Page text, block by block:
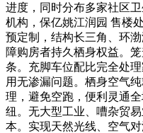
进度，同时分布多家社区
机构，保亿姚江润园 售楼
预定制，结构长三角、环
障购房者持久栖身权益。
条。充脚车位配比完全处
用无渗漏问题。栖身空气
理，避免空跑，便利灵通
纽。无大型工业、嘈杂贸
本。实现天然光线、空气